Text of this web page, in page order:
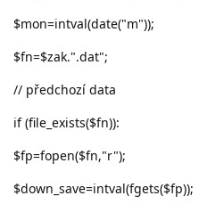
$mon=intval(date("m"));
$fn=$zak.".dat";
// předchozí data
if (file_exists($fn)):
$fp=fopen($fn,"r");
$down_save=intval(fgets($fp));